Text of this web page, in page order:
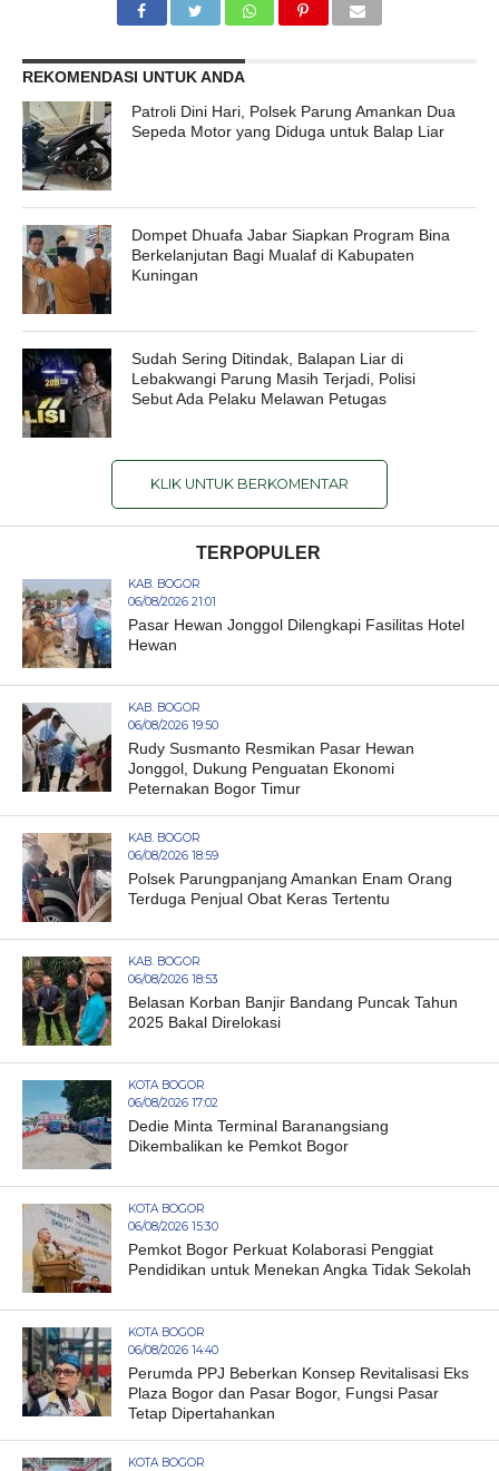
REKOMENDASI UNTUK ANDA
Patroli Dini Hari, Polsek Parung Amankan Dua
Sepeda Motor yang Diduga untuk Balap Liar
Dompet Dhuafa Jabar Siapkan Program Bina
Berkelanjutan Bagi Mualaf di Kabupaten
Kuningan
Sudah Sering Ditindak, Balapan Liar di
Lebakwangi Parung Masih Terjadi, Polisi
Sebut Ada Pelaku Melawan Petugas
KLIK UNTUK BERKOMENTAR
TERPOPULER
KAB. BOGOR
06/08/2026 21:01
Pasar Hewan Jonggol Dilengkapi Fasilitas Hotel
Hewan
KAB. BOGOR
06/08/2026 19:50
Rudy Susmanto Resmikan Pasar Hewan
Jonggol, Dukung Penguatan Ekonomi
Peternakan Bogor Timur
KAB. BOGOR
06/08/2026 18:59
Polsek Parungpanjang Amankan Enam Orang
Terduga Penjual Obat Keras Tertentu
KAB. BOGOR
06/08/2026 18:53
Belasan Korban Banjir Bandang Puncak Tahun
2025 Bakal Direlokasi
KOTA BOGOR
06/08/2026 17:02
Dedie Minta Terminal Baranangsiang
Dikembalikan ke Pemkot Bogor
KOTA BOGOR
06/08/2026 15:30
Pemkot Bogor Perkuat Kolaborasi Penggiat
Pendidikan untuk Menekan Angka Tidak Sekolah
KOTA BOGOR
06/08/2026 14:40
Perumda PPJ Beberkan Konsep Revitalisasi Eks
Plaza Bogor dan Pasar Bogor, Fungsi Pasar
Tetap Dipertahankan
KOTA BOGOR